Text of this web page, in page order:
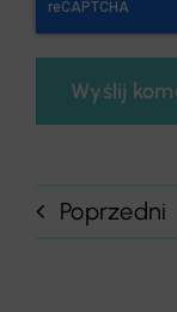
Poprzedni